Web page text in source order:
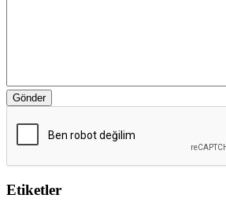
Gönder
Etiketler